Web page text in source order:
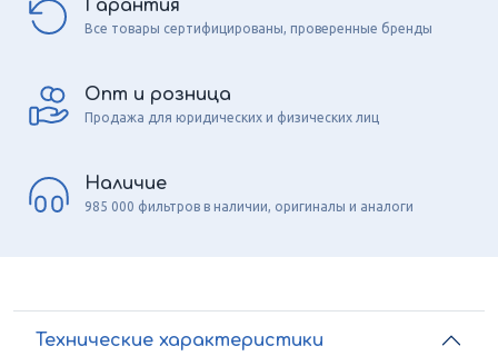
Гарантия
Все товары сертифицированы, проверенные бренды
Опт и розница
Продажа для юридических и физических лиц
Наличие
985 000 фильтров в наличии, оригиналы и аналоги
Технические характеристики